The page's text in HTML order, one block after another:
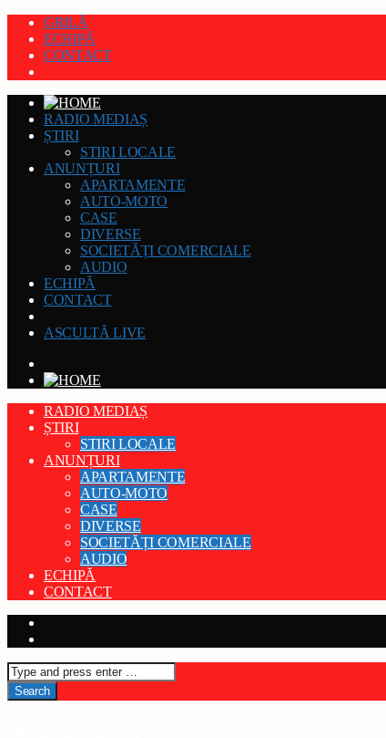
GRILĂ
ECHIPĂ
CONTACT
RADIO MEDIAȘ
ȘTIRI
STIRI LOCALE
ANUNȚURI
APARTAMENTE
AUTO-MOTO
CASE
DIVERSE
SOCIETĂȚI COMERCIALE
AUDIO
ECHIPĂ
CONTACT
ASCULTĂ LIVE
RADIO MEDIAȘ
ȘTIRI
STIRI LOCALE
ANUNȚURI
APARTAMENTE
AUTO-MOTO
CASE
DIVERSE
SOCIETĂȚI COMERCIALE
AUDIO
ECHIPĂ
CONTACT